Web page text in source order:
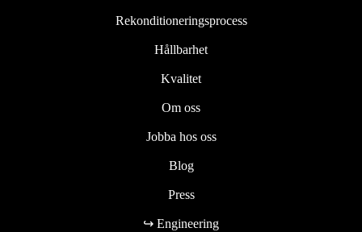
Rekonditioneringsprocess
Hållbarhet
Kvalitet
Om oss
Jobba hos oss
Blog
Press
↪ Engineering